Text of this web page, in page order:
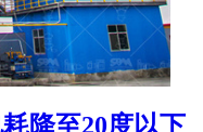
降至20度以下